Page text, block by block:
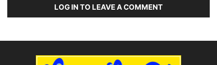
LOG IN TO LEAVE A COMMENT